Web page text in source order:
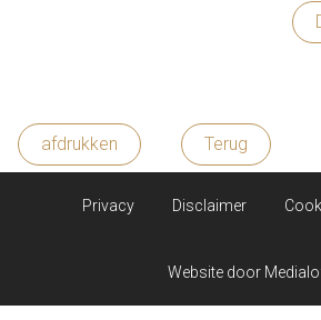
afdrukken Terug
Privacy Disclaimer
Website door